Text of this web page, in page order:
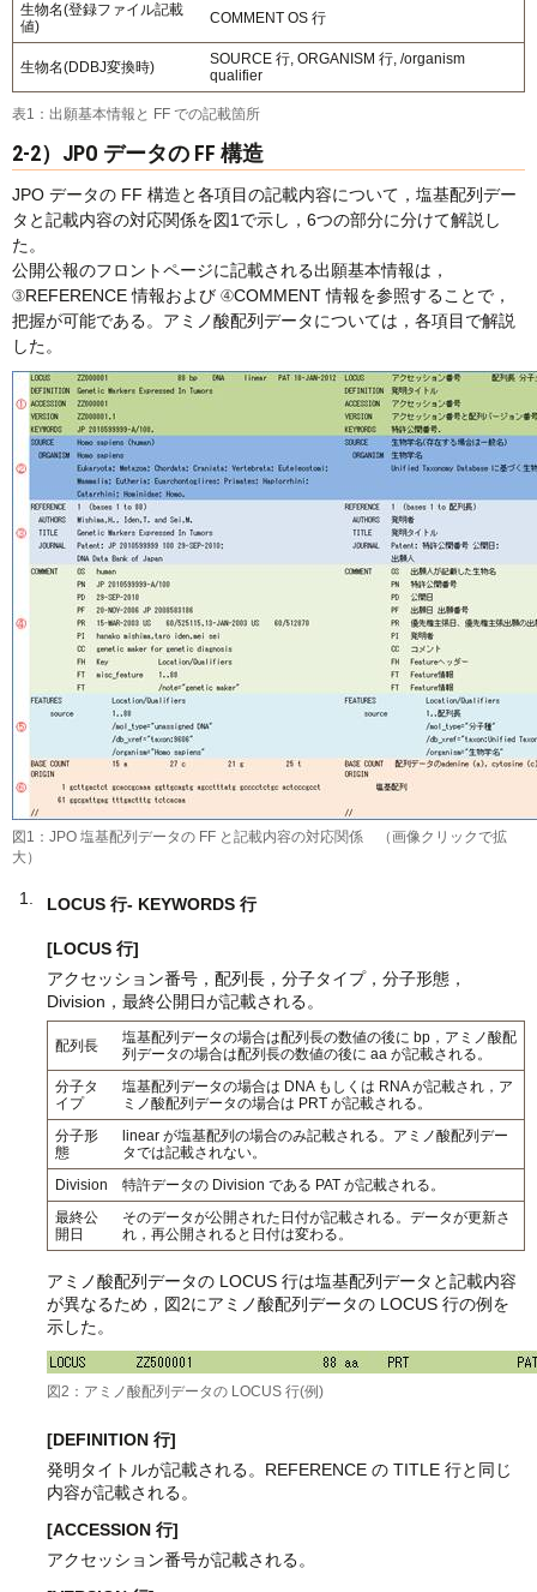
生物名(登録ファイル記載
値)
COMMENT OS 行
生物名(DDBJ変換時)
SOURCE 行, ORGANISM 行, /organism
qualifier
表1：出願基本情報と FF での記載箇所
2-2）JPO データの FF 構造
JPO データの FF 構造と各項目の記載内容について，塩基配列デー
タと記載内容の対応関係を図1で示し，6つの部分に分けて解説し
た。
公開公報のフロントページに記載される出願基本情報は，
③REFERENCE 情報および ④COMMENT 情報を参照することで，
把握が可能である。アミノ酸配列データについては，各項目で解説
した。
図1：JPO 塩基配列データの FF と記載内容の対応関係 （画像クリックで拡
大）
LOCUS 行- KEYWORDS 行
[LOCUS 行]
アクセッション番号，配列長，分子タイプ，分子形態，
Division，最終公開日が記載される。
配列長
塩基配列データの場合は配列長の数値の後に bp，アミノ酸配
列データの場合は配列長の数値の後に aa が記載される。
分子タ
イプ
塩基配列データの場合は DNA もしくは RNA が記載され，ア
ミノ酸配列データの場合は PRT が記載される。
分子形
態
linear が塩基配列の場合のみ記載される。アミノ酸配列デー
タでは記載されない。
Division
特許データの Division である PAT が記載される。
最終公
開日
そのデータが公開された日付が記載される。データが更新さ
れ，再公開されると日付は変わる。
アミノ酸配列データの LOCUS 行は塩基配列データと記載内容
が異なるため，図2にアミノ酸配列データの LOCUS 行の例を
示した。
図2：アミノ酸配列データの LOCUS 行(例)
[DEFINITION 行]
発明タイトルが記載される。REFERENCE の TITLE 行と同じ
内容が記載される。
[ACCESSION 行]
アクセッション番号が記載される。